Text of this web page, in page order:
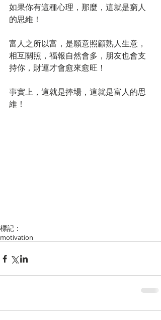
如果你有這種心理，那麼，這就是窮人
的思維！
富人之所以富，是願意照顧熟人生意，
相互關照，福報自然會多，朋友也會支
持你，財運才會愈來愈旺！
事實上，這就是捧場，這就是富人的思
維！
標記：
motivation